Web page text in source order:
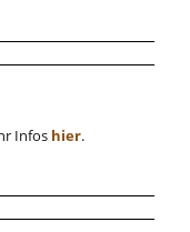
Infos hier.